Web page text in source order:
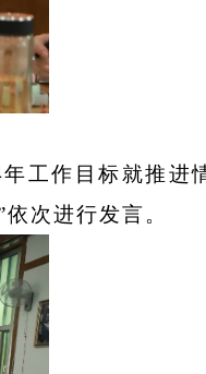
工作目标就推进
依次进行发言。